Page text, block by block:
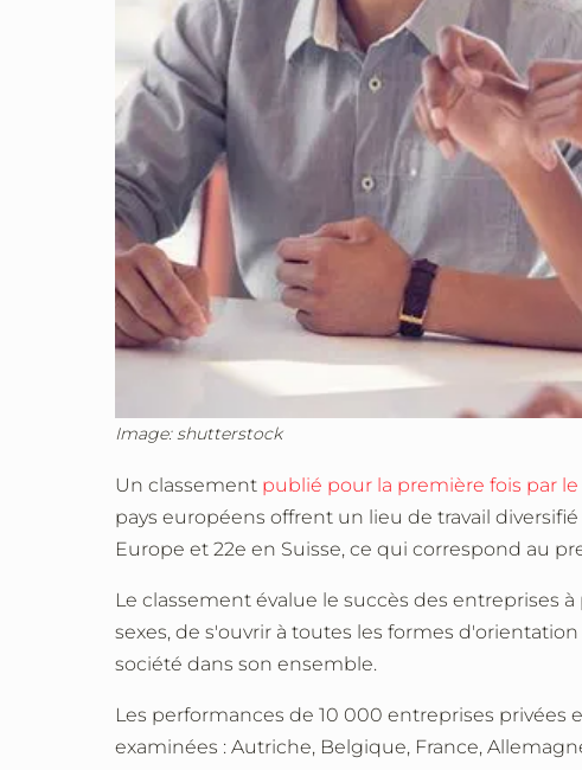
Image: shutterstock
Un classement publié pour la première fois par
pays européens offrent un lieu de travail
Europe et 22e en Suisse, ce qui correspond au
Le classement évalue le succès des entreprises
sexes, de s'ouvrir à toutes les formes
société dans son ensemble.
Les performances de 10 000 entreprises
examinées : Autriche, Belgique, France,